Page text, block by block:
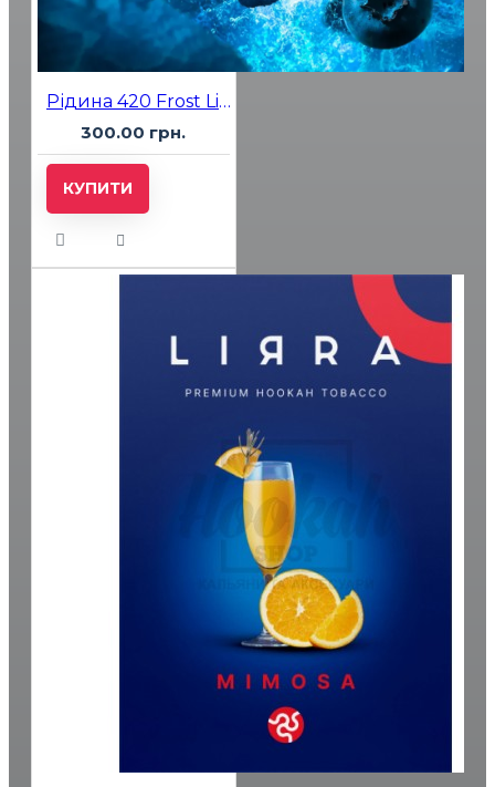
Рідина 420 Frost Line Полуниця Вишня Малина 30 мл 5%
300.00 грн.
КУПИТИ